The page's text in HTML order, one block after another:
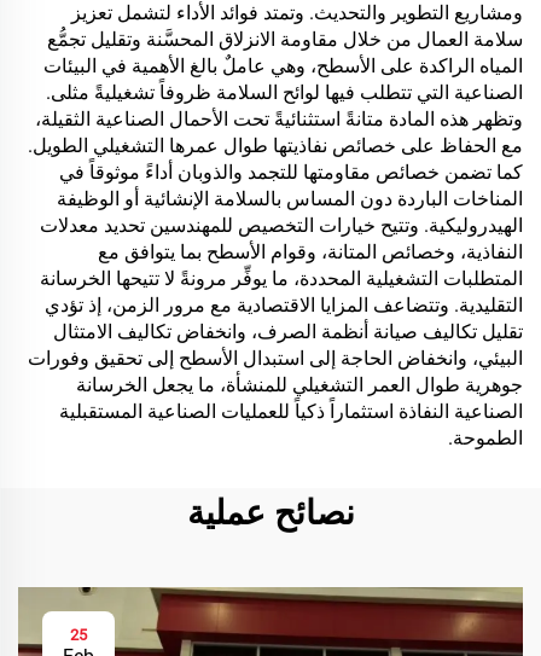
ومشاريع التطوير والتحديث. وتمتد فوائد الأداء لتشمل تعزيز
سلامة العمال من خلال مقاومة الانزلاق المحسَّنة وتقليل تجمُّع
المياه الراكدة على الأسطح، وهي عاملٌ بالغ الأهمية في البيئات
الصناعية التي تتطلب فيها لوائح السلامة ظروفاً تشغيليةً مثلى.
وتظهر هذه المادة متانةً استثنائيةً تحت الأحمال الصناعية الثقيلة،
مع الحفاظ على خصائص نفاذيتها طوال عمرها التشغيلي الطويل.
كما تضمن خصائص مقاومتها للتجمد والذوبان أداءً موثوقاً في
المناخات الباردة دون المساس بالسلامة الإنشائية أو الوظيفة
الهيدروليكية. وتتيح خيارات التخصيص للمهندسين تحديد معدلات
النفاذية، وخصائص المتانة، وقوام الأسطح بما يتوافق مع
المتطلبات التشغيلية المحددة، ما يوفِّر مرونةً لا تتيحها الخرسانة
التقليدية. وتتضاعف المزايا الاقتصادية مع مرور الزمن، إذ تؤدي
تقليل تكاليف صيانة أنظمة الصرف، وانخفاض تكاليف الامتثال
البيئي، وانخفاض الحاجة إلى استبدال الأسطح إلى تحقيق وفورات
جوهرية طوال العمر التشغيلي للمنشأة، ما يجعل الخرسانة
الصناعية النفاذة استثماراً ذكياً للعمليات الصناعية المستقبلية
الطموحة.
نصائح عملية
25